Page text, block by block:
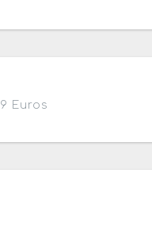
9 Euros